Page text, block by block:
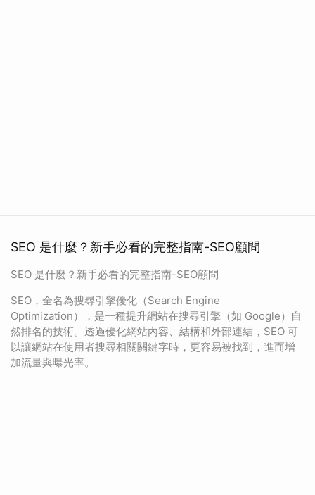
SEO 是什麼？新手必看的完整指南-SEO顧問
SEO 是什麼？新手必看的完整指南-SEO顧問
SEO，全名為搜尋引擎優化（Search Engine
Optimization），是一種提升網站在搜尋引擎（如 Google）自
然排名的技術。透過優化網站內容、結構和外部連結，SEO 可
以讓網站在使用者搜尋相關關鍵字時，更容易被找到，進而增
加流量與曝光率。